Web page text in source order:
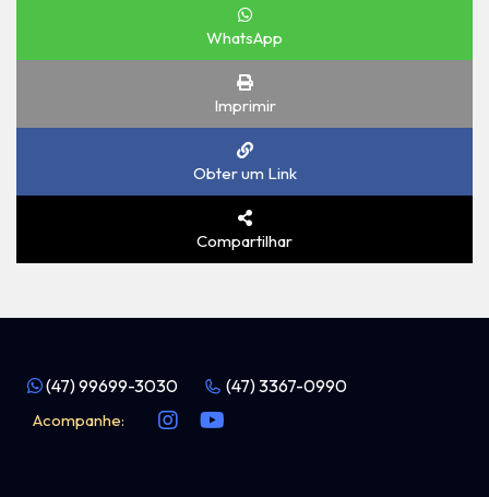
WhatsApp
Imprimir
Obter um Link
Compartilhar
(47) 99699-3030 (47) 3367-0990
Acompanhe: